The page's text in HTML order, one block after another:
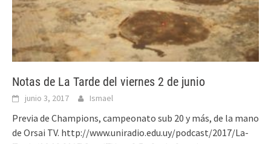
Notas de La Tarde del viernes 2 de junio
junio 3, 2017 Ismael
Previa de Champions, campeonato sub 20 y más, de la mano
de Orsai TV. http://www.uniradio.edu.uy/podcast/2017/La-